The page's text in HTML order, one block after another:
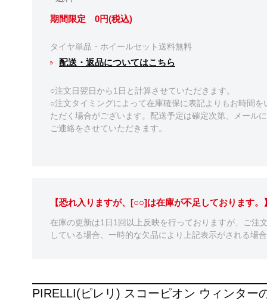
期間限定 0円(税込)
タイヤ単品・ホイールセット送料無料
配送・返品についてはこちら
○注文日翌日から1日と計算させていただきます。
○注文タイミングによって在庫確保に表記よりもお時間を
ただく場合がございます。配送予定は確定次第、メール
ご連絡をさせていただきます。
【恐れ入りますが、[○○]は在庫が不足しております
在庫の更新は1日1回以上反映を行っておりますが、ご注
している場合、一時的な欠品により上記表示がされる場
PIRELLI(ピレリ) スコーピオン ウィンター